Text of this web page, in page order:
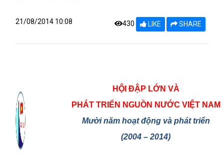
21/08/2014 10:08 430 LIKE SHARE
HỘI ĐẬP LỚN VÀ
PHÁT TRIỂN NGUỒN NƯỚC VIỆT NAM
Mười năm hoạt động và phát triển
(2004 – 2014)